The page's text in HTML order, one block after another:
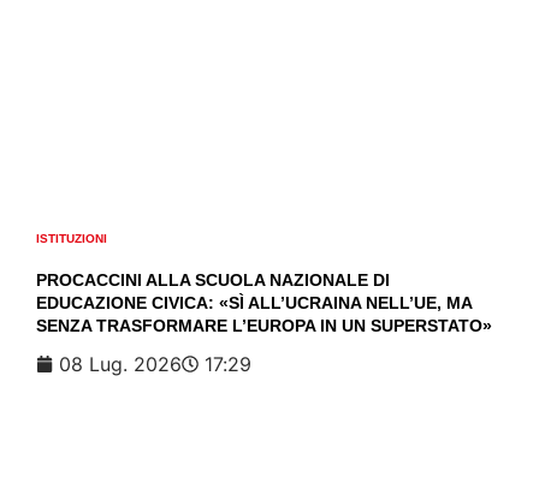
ISTITUZIONI
PROCACCINI ALLA SCUOLA NAZIONALE DI
EDUCAZIONE CIVICA: «SÌ ALL’UCRAINA NELL’UE, MA
SENZA TRASFORMARE L’EUROPA IN UN SUPERSTATO»
08 Lug. 2026 17:29